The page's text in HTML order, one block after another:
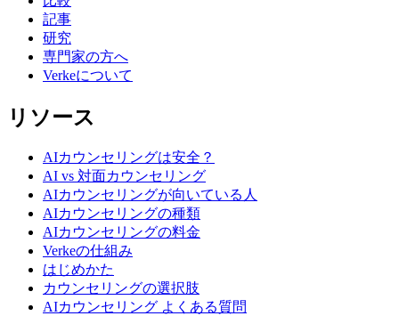
記事
研究
専門家の方へ
Verkeについて
リソース
AIカウンセリングは安全？
AI vs 対面カウンセリング
AIカウンセリングが向いている人
AIカウンセリングの種類
AIカウンセリングの料金
Verkeの仕組み
はじめかた
カウンセリングの選択肢
AIカウンセリング よくある質問